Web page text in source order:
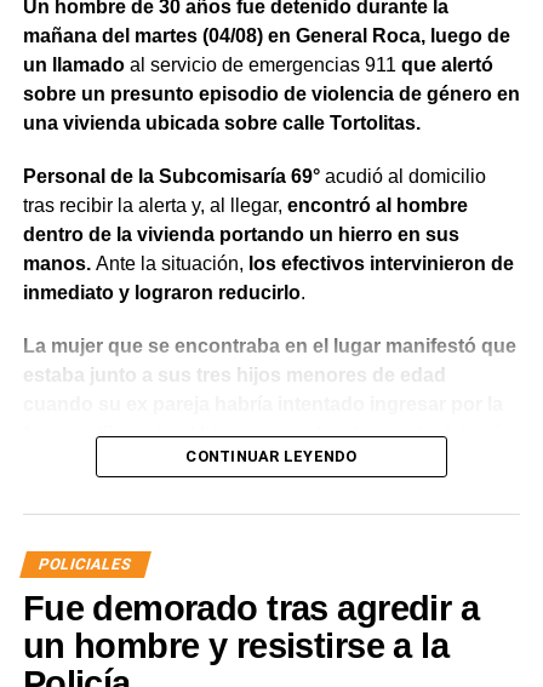
Un hombre de 30 años fue detenido durante la
mañana del martes (04/08) en General Roca, luego de
un llamadoal servicio de emergencias 911 que alertó
sobre un presunto episodio de violencia de género en
una vivienda ubicada sobre calle Tortolitas.
Personal de la Subcomisaría 69°acudió al domicilio
tras recibir la alerta y, al llegar, encontró al hombre
dentro de la vivienda portando un hierro en sus
manos. Ante la situación, los efectivos intervinieron de
inmediato y lograron reducirlo.
La mujer que se encontraba en el lugar manifestó que
estaba junto a sus tres hijos menores de edad
fuerza utilizando el hierro para abrir la puerta.Además,
indicó que meses atrás había radicado una denuncia
de acercamiento vigente, aunque en ese momento no
contaba con la documentación que acreditara la medida
judicial.
Luego de controlar la situación, el personal policial dio
intervención al Gabinete de Criminalística para realizar
CONTINUAR LEYENDO
POLICIALES
Fue demorado tras agredir a
un hombre y resistirse a la